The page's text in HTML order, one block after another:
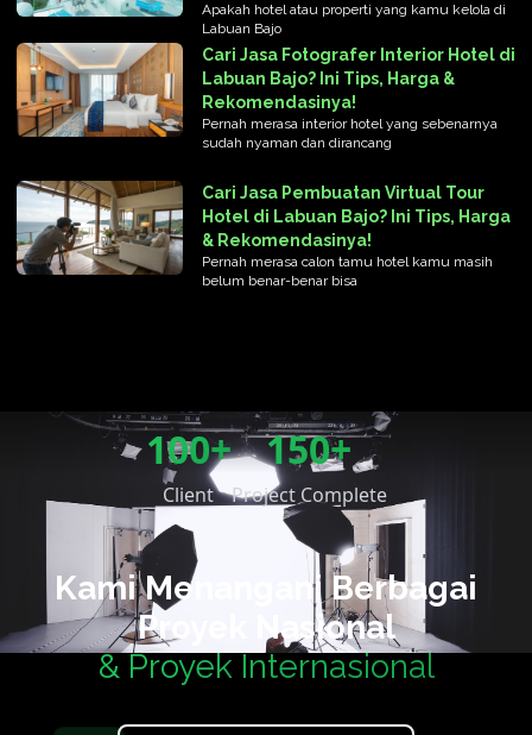
Apakah hotel atau properti yang kamu kelola di
Labuan Bajo
Cari Jasa Fotografer Interior Hotel di
Labuan Bajo? Ini Tips, Harga &
Rekomendasinya!
Pernah merasa interior hotel yang sebenarnya
sudah nyaman dan dirancang
Cari Jasa Pembuatan Virtual Tour
Hotel di Labuan Bajo? Ini Tips, Harga
& Rekomendasinya!
Pernah merasa calon tamu hotel kamu masih
belum benar-benar bisa
100+
Client
150+
Project Complete
Kami Menangani Berbagai
Proyek Nasional
& Proyek Internasional